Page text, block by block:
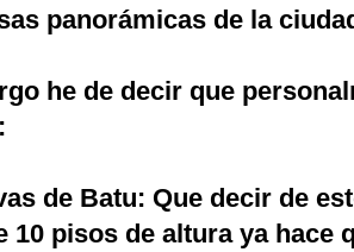
panorámicas de la
he de decir que
de Batu: Que decir de
10 pisos de altura ya hace